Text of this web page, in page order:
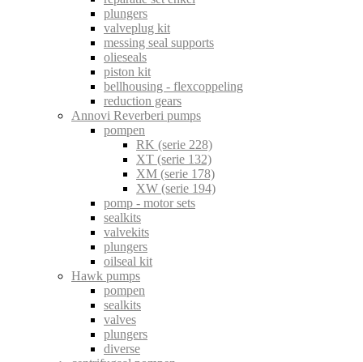
plungers
valveplug kit
messing seal supports
olieseals
piston kit
bellhousing - flexcoppeling
reduction gears
Annovi Reverberi pumps
pompen
RK (serie 228)
XT (serie 132)
XM (serie 178)
XW (serie 194)
pomp - motor sets
sealkits
valvekits
plungers
oilseal kit
Hawk pumps
pompen
sealkits
valves
plungers
diverse